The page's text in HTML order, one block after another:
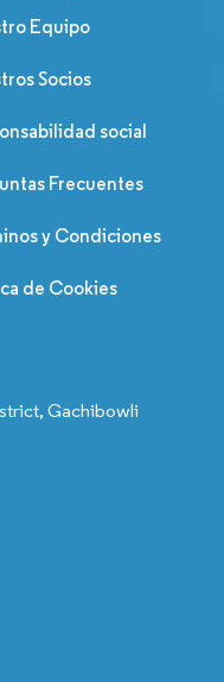
Equipo
Socios
social
Frecuentes
y Condiciones
de Cookies
Gachibowli